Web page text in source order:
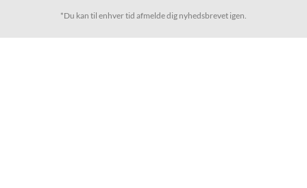
*Du kan til enhver tid afmelde dig nyhedsbrevet igen.